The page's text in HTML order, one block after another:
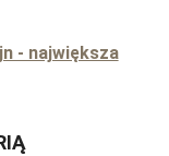
- największa